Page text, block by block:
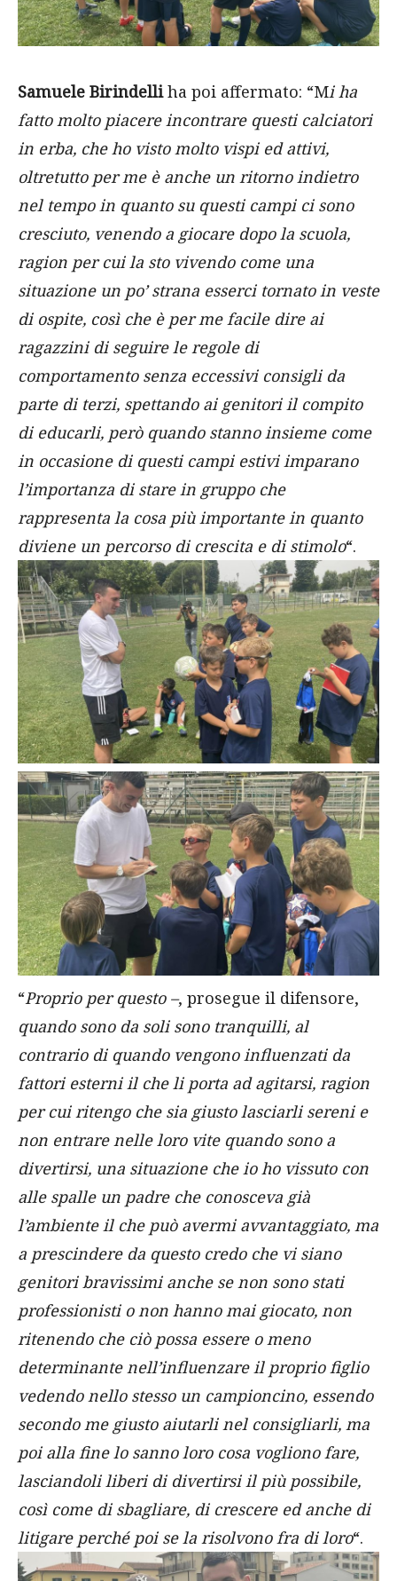
Samuele Birindelliha poi affermato: “Mi ha
fatto molto piacere incontrare questi calciatori
in erba, che ho visto molto vispi ed attivi,
oltretutto per me è anche un ritorno indietro
nel tempo in quanto su questi campi ci sono
cresciuto, venendo a giocare dopo la scuola,
ragion per cui la sto vivendo come una
situazione un po’ strana esserci tornato in veste
di ospite, così che è per me facile dire ai
ragazzini di seguire le regole di
comportamento senza eccessivi consigli da
parte di terzi, spettando ai genitori il compito
di educarli, però quando stanno insieme come
in occasione di questi campi estivi imparano
l’importanza di stare in gruppo che
rappresenta la cosa più importante in quanto
diviene un percorso di crescita e di stimolo“.
“Proprio per questo –, prosegue il difensore,
quando sono da soli sono tranquilli, al
contrario di quando vengono influenzati da
fattori esterni il che li porta ad agitarsi, ragion
per cui ritengo che sia giusto lasciarli sereni e
non entrare nelle loro vite quando sono a
divertirsi, una situazione che io ho vissuto con
alle spalle un padre che conosceva già
l’ambiente il che può avermi avvantaggiato, ma
a prescindere da questo credo che vi siano
genitori bravissimi anche se non sono stati
professionisti o non hanno mai giocato, non
ritenendo che ciò possa essere o meno
determinante nell’influenzare il proprio figlio
vedendo nello stesso un campioncino, essendo
secondo me giusto aiutarli nel consigliarli, ma
poi alla fine lo sanno loro cosa vogliono fare,
lasciandoli liberi di divertirsi il più possibile,
così come di sbagliare, di crescere ed anche di
litigare perché poi se la risolvono fra di loro“.